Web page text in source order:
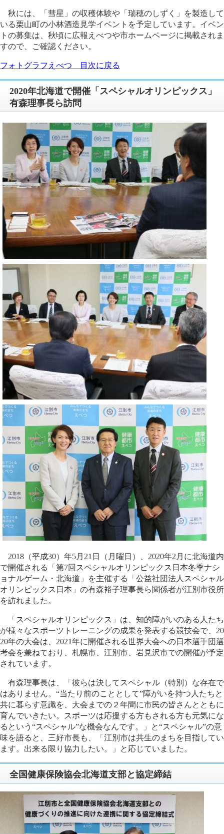
秋には、「彗星」の収穫体験や「瑞穂のしずく」を製造して
いる栗山町の小林酒造見学イベントを予定しています。イベン
トの募集は、秋頃に広報えべつや市ホームページに掲載されま
すので、ご確認ください。
フォトグラフえべつ 目次に戻る
2020年北海道で開催「スペシャルオリンピックス」
有森理事長ら訪問
2018（平成30）年5月21日（月曜日）、2020年2月に北海道内
で開催される「第7回スペシャルオリンピックス日本冬季ナシ
ョナルゲーム・北海道」を主催する「公益社団法人スペシャル
オリンピックス日本」の有森裕子理事長ら関係者が江別市役所
を訪れました。
「スペシャルオリンピックス」は、知的障がいのある人たち
が様々なスポーツトレーニングの成果を発表する競技会で、20
20年の大会は、2021年に開催される世界大会への日本選手団選
考会を兼ねており、札幌市、江別市、岩見沢市での開催が予定
されています。
有森理事長は、「彼らは決してスペシャル（特別）な存在で
はありません。“当たり前のこととして”障がいを持つ人たちと
共に暮らす意識を、大会までの２年間に市民の皆さんとともに
育んでいきたい。スポーツは応援する方もされる方も元気にな
るという“スペシャル”な機会なんです。」と“スペシャル”の意
味を語ると、三好市長も、「江別市は共生のまちを目指してい
ます。出来る限り協力したい。」と応じていました。
全国健康保険協会北海道支部と協定締結